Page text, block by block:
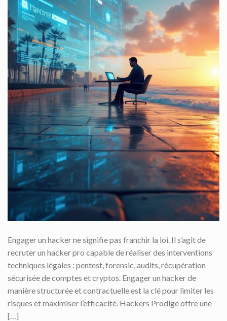
Engager un hacker ne signifie pas franchir la loi. Il s’agit de
recruter un hacker pro capable de réaliser des interventions
techniques légales : pentest, forensic, audits, récupération
sécurisée de comptes et cryptos. Engager un hacker de
manière structurée et contractuelle est la clé pour limiter les
risques et maximiser l’efficacité. Hackers Prodige offre une
[…]